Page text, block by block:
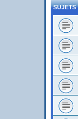
SUJETS